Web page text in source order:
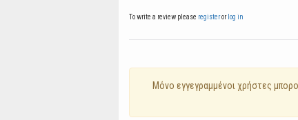
To write a review please registeror log in
Mόνο εγγεγραμμένοι χρήστες